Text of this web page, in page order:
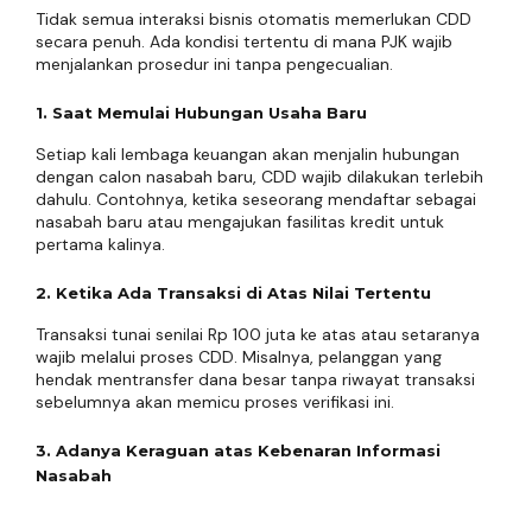
Tidak semua interaksi bisnis otomatis memerlukan CDD
secara penuh. Ada kondisi tertentu di mana PJK wajib
menjalankan prosedur ini tanpa pengecualian.
1. Saat Memulai Hubungan Usaha Baru
Setiap kali lembaga keuangan akan menjalin hubungan
dengan calon nasabah baru, CDD wajib dilakukan terlebih
dahulu. Contohnya, ketika seseorang mendaftar sebagai
nasabah baru atau mengajukan fasilitas kredit untuk
pertama kalinya.
2. Ketika Ada Transaksi di Atas Nilai Tertentu
Transaksi tunai senilai Rp 100 juta ke atas atau setaranya
wajib melalui proses CDD. Misalnya, pelanggan yang
hendak mentransfer dana besar tanpa riwayat transaksi
sebelumnya akan memicu proses verifikasi ini.
3. Adanya Keraguan atas Kebenaran Informasi
Nasabah